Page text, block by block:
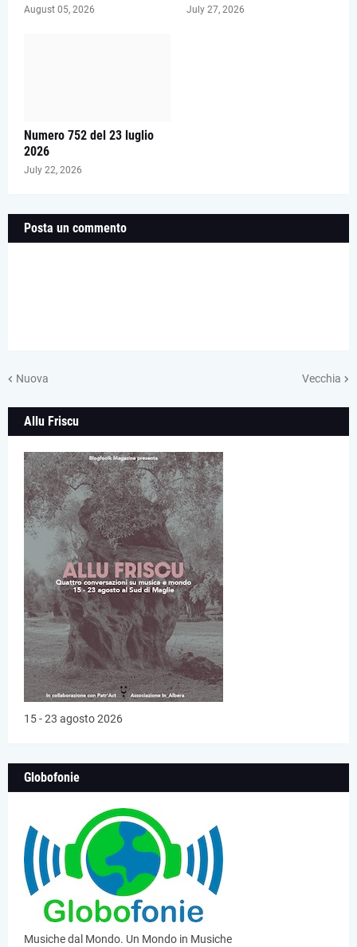
August 05, 2026 July 27, 2026
Numero 752 del 23 luglio
2026
July 22, 2026
Posta un commento
Nuova Vecchia
Allu Friscu
15 - 23 agosto 2026
Globofonie
Musiche dal Mondo. Un Mondo in Musiche